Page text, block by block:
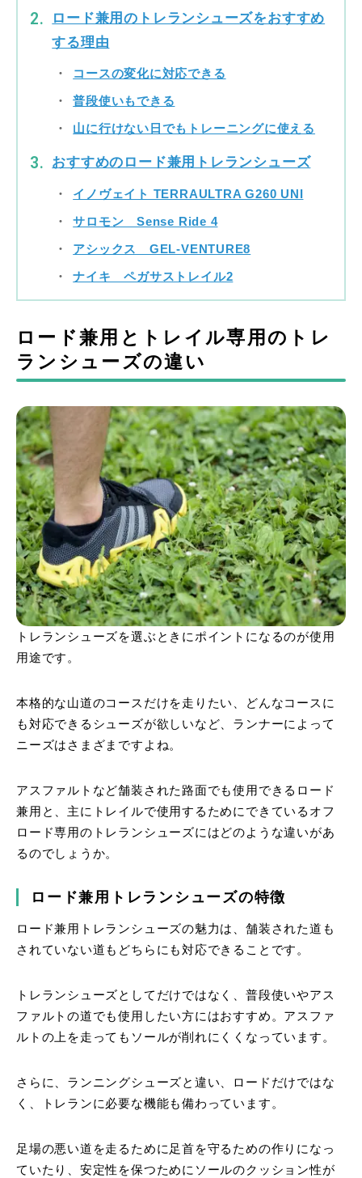
ロード兼用のトレランシューズをおすすめ
する理由
コースの変化に対応できる
普段使いもできる
山に行けない日でもトレーニングに使える
おすすめのロード兼用トレランシューズ
イノヴェイト TERRAULTRA G260 UNI
サロモン Sense Ride 4
アシックス GEL-VENTURE8
ナイキ ペガサストレイル2
ロード兼用とトレイル専用のトレ
ランシューズの違い
トレランシューズを選ぶときにポイントになるのが使用
用途です。
本格的な山道のコースだけを走りたい、どんなコースに
も対応できるシューズが欲しいなど、ランナーによって
ニーズはさまざまですよね。
アスファルトなど舗装された路面でも使用できるロード
兼用と、主にトレイルで使用するためにできているオフ
ロード専用のトレランシューズにはどのような違いがあ
るのでしょうか。
ロード兼用トレランシューズの特徴
ロード兼用トレランシューズの魅力は、舗装された道も
されていない道もどちらにも対応できることです。
トレランシューズとしてだけではなく、普段使いやアス
ファルトの道でも使用したい方にはおすすめ。アスファ
ルトの上を走ってもソールが削れにくくなっています。
さらに、ランニングシューズと違い、ロードだけではな
く、トレランに必要な機能も備わっています。
足場の悪い道を走るために足首を守るための作りになっ
ていたり、安定性を保つためにソールのクッション性が